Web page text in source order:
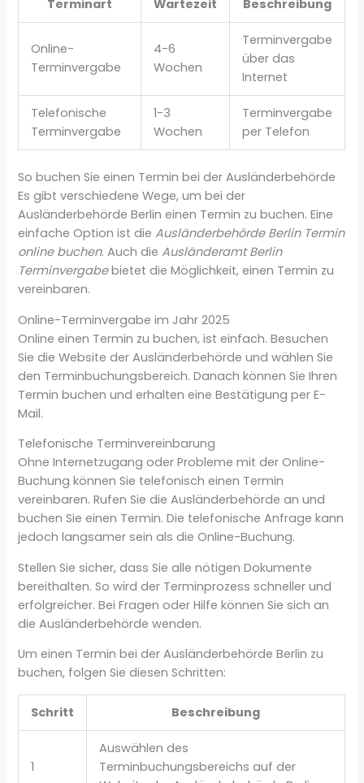
Terminart Wartezeit Beschreibung
Online-
Terminvergabe
4-6
Wochen
Terminvergabe
über das
Internet
Telefonische
Terminvergabe
1-3
Wochen
Terminvergabe
per Telefon
So buchen Sie einen Termin bei der Ausländerbehörde
Es gibt verschiedene Wege, um bei der
Ausländerbehörde Berlin einen Termin zu buchen. Eine
einfache Option ist dieAusländerbehörde Berlin Termin
online buchen. Auch dieAusländeramt Berlin
Terminvergabebietet die Möglichkeit, einen Termin zu
vereinbaren.
Online-Terminvergabe im Jahr 2025
Online einen Termin zu buchen, ist einfach. Besuchen
Sie die Website der Ausländerbehörde und wählen Sie
den Terminbuchungsbereich. Danach können Sie Ihren
Termin buchen und erhalten eine Bestätigung per E-
Mail.
Telefonische Terminvereinbarung
Ohne Internetzugang oder Probleme mit der Online-
Buchung können Sie telefonisch einen Termin
vereinbaren. Rufen Sie die Ausländerbehörde an und
buchen Sie einen Termin. Die telefonische Anfrage kann
jedoch langsamer sein als die Online-Buchung.
Stellen Sie sicher, dass Sie alle nötigen Dokumente
bereithalten. So wird der Terminprozess schneller und
erfolgreicher. Bei Fragen oder Hilfe können Sie sich an
die Ausländerbehörde wenden.
Um einen Termin bei der Ausländerbehörde Berlin zu
buchen, folgen Sie diesen Schritten:
Schritt Beschreibung
1
Auswählen des
Terminbuchungsbereichs auf der